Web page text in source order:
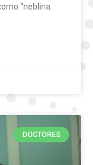
“neblina
DOCTORES